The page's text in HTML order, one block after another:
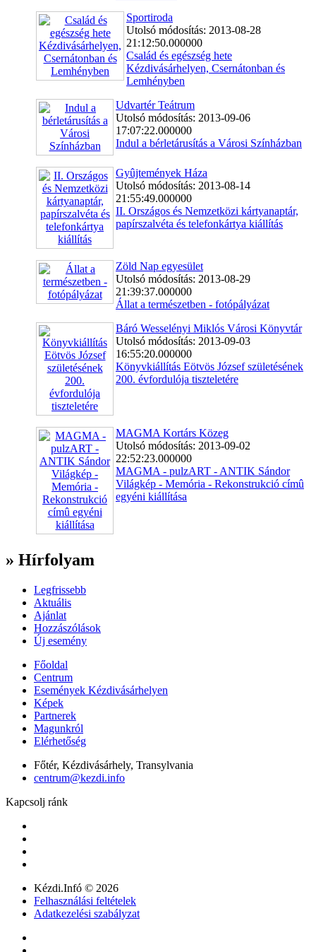
Sportiroda
Utolsó módosítás: 2013-08-28
21:12:50.000000
Család és egészség hete
Kézdivásárhelyen, Csernátonban és
Lemhényben
Udvartér Teátrum
Utolsó módosítás: 2013-09-06
17:07:22.000000
Indul a bérletárusítás a Városi Színházban
Gyûjtemények Háza
Utolsó módosítás: 2013-08-14
21:55:49.000000
II. Országos és Nemzetközi kártyanaptár,
papírszalvéta és telefonkártya kiállítás
Zöld Nap egyesület
Utolsó módosítás: 2013-08-29
21:39:37.000000
Állat a természetben - fotópályázat
Báró Wesselényi Miklós Városi Könyvtár
Utolsó módosítás: 2013-09-03
16:55:20.000000
Könyvkiállítás Eötvös József születésének
200. évfordulója tiszteletére
MAGMA Kortárs Közeg
Utolsó módosítás: 2013-09-02
22:52:23.000000
MAGMA - pulzART - ANTIK Sándor
Világkép - Memória - Rekonstrukció címû
egyéni kiállítása
» Hírfolyam
Legfrissebb
Aktuális
Ajánlat
Hozzászólások
Új esemény
Főoldal
Centrum
Események Kézdivásárhelyen
Képek
Partnerek
Magunkról
Elérhetőség
Főtér, Kézdivásárhely, Transylvania
centrum@kezdi.info
Kapcsolj ránk
Kézdi.Infó © 2026
Felhasználási feltételek
Adatkezelési szabályzat